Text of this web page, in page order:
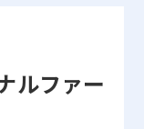
ルファー